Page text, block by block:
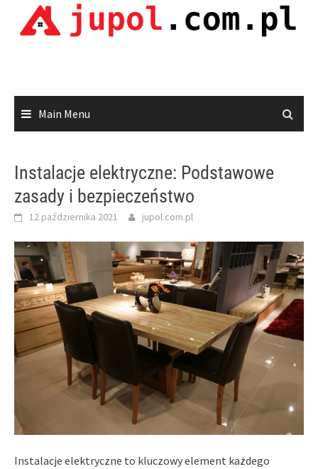
Main Menu
Instalacje elektryczne: Podstawowe
zasady i bezpieczeństwo
12 października 2021 jupol.com.pl
Instalacje elektryczne to kluczowy element każdego